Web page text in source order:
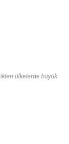
ülkelerde büyük